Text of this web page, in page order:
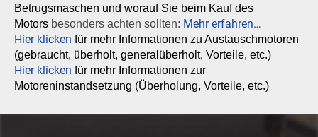
Betrugsmaschen und worauf Sie beim Kauf des
Motors besonders achten sollten: Mehr erfahren…
Hier klicken für mehr Informationen zu Austauschmotoren
(gebraucht, überholt, generalüberholt, Vorteile, etc.)
Hier klicken für mehr Informationen zur
Motoreninstandsetzung (Überholung, Vorteile, etc.)